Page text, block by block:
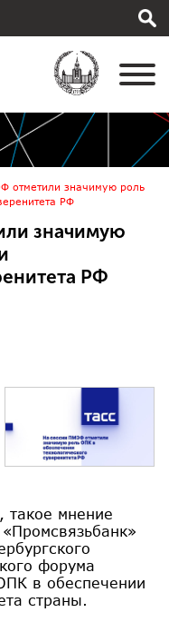
отметили значимую роль
РФ
значимую
РФ
такое мнение
форума
в обеспечении
страны.